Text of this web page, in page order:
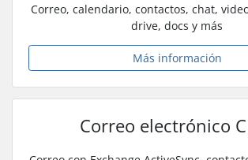
Correo, calendario, contactos, chat,
drive, docs y más
Más información
Correo electrónico